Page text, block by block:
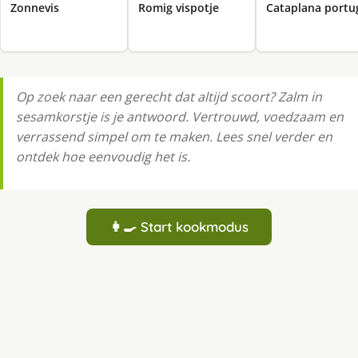
Zonnevis Romig vispotje Cataplana
Op zoek naar een gerecht dat altijd scoort? Zalm in
sesamkorstje is je antwoord. Vertrouwd, voedzaam en
verrassend simpel om te maken. Lees snel verder en
ontdek hoe eenvoudig het is.
👩‍🍳 Start kookmodus